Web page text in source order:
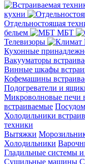
кухни
Отдельностоящая
бельем
МБТ
Телевизоры
Кухонные
Вакууматоры
Винные шкафы
Кофемашины
Подогреватели и
Микроволновые печи
встраиваемые
Холодильники
техники
Вытяжки
Холодильники
Гладильные системы и
Сушильные машины